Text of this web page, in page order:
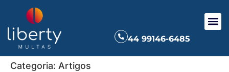
44 99146-6485
Categoria: Artigos